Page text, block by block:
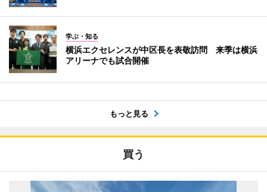
学ぶ・知る
横浜エクセレンスが中区長を表敬訪問 来季は横浜
アリーナでも試合開催
もっと見る
買う